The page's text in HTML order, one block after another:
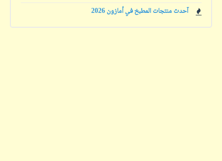
آحدث منتجات المطبخ في أمازون 2026